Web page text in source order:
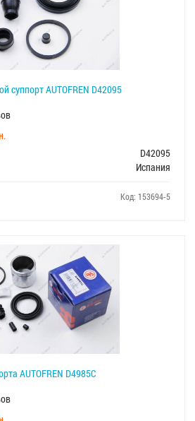
суппорт AUTOFREN D42095
D42095
Испания
Код: 153694-5
AUTOFREN D4985C